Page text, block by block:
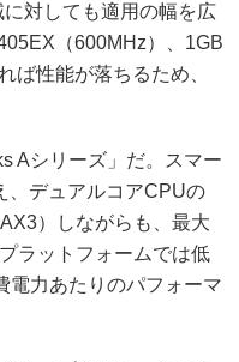
対しても適用の幅を広
（600MHz）、1GB
ば性能が落ちるため、
Aシリーズ」だ。スマー
、デュアルコアCPUの
）しながらも、最大
ラットフォームでは低
電力あたりのパフォーマ